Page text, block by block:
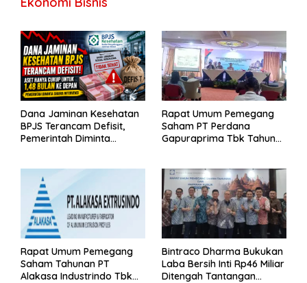
Dana Jaminan Kesehatan
BPJS Terancam Defisit,
Pemerintah Diminta
Rapat Umum Pemegang
Saham PT Perdana
Gapuraprima Tbk Tahun
Rapat Umum Pemegang
Saham Tahunan PT
Alakasa Industrindo Tbk
Bintraco Dharma Bukukan
Laba Bersih Inti Rp46 Miliar
Ditengah Tantangan